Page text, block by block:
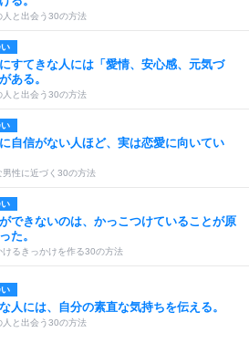
人と出会う30の方法
すてきな人には「愛情、安心感、元気づ
ある。
人と出会う30の方法
自信がない人ほど、実は恋愛に向いてい
男性に近づく30の方法
できないのは、かっこつけていることが原
た。
けるきっかけを作る30の方法
人には、自分の素直な気持ちを伝える。
人と出会う30の方法